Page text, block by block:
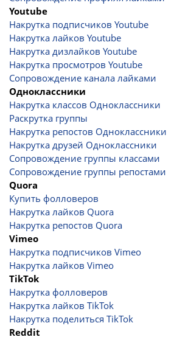
Youtube
Накрутка подписчиков Youtube
Накрутка лайков Youtube
Накрутка дизлайков Youtube
Накрутка просмотров Youtube
Сопровождение канала лайками
Одноклассники
Накрутка классов Одноклассники
Раскрутка группы
Накрутка репостов Одноклассники
Накрутка друзей Одноклассники
Сопровождение группы классами
Сопровождение группы репостами
Quora
Купить фолловеров
Накрутка лайков Quora
Накрутка репостов Quora
Vimeo
Накрутка подписчиков Vimeo
Накрутка лайков Vimeo
TikTok
Накрутка фолловеров
Накрутка лайков TikTok
Накрутка поделиться TikTok
Reddit